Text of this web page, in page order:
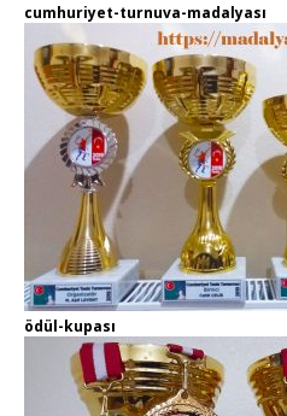
cumhuriyet-turnuva-madalyası
ödül-kupası